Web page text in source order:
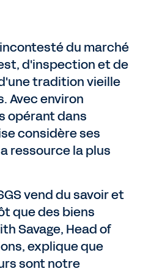
du marché
d'inspection et de
tradition vieille
Avec environ
opérant dans
considère ses
ressource la plus
vend du savoir et
que des biens
Savage, Head of
explique que
sont notre